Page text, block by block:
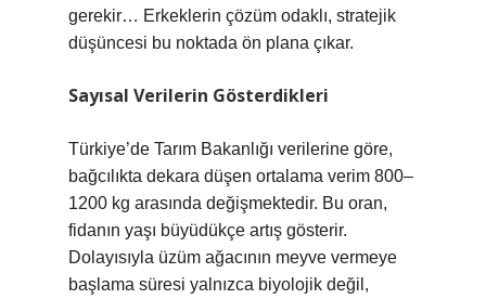
gerekir… Erkeklerin çözüm odaklı, stratejik
düşüncesi bu noktada ön plana çıkar.
Sayısal Verilerin Gösterdikleri
Türkiye’de Tarım Bakanlığı verilerine göre,
bağcılıkta dekara düşen ortalama verim 800–
1200 kg arasında değişmektedir. Bu oran,
fidanın yaşı büyüdükçe artış gösterir.
Dolayısıyla üzüm ağacının meyve vermeye
başlama süresi yalnızca biyolojik değil,